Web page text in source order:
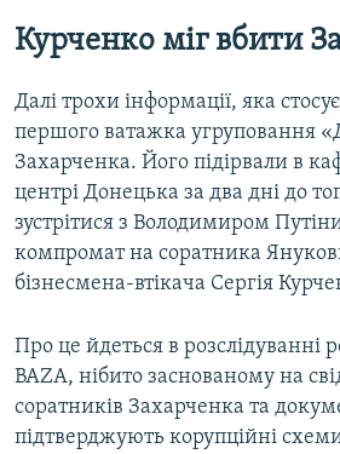
а
р
Курченко міг вбити
Далі трохи інформації, яка
першого ватажка угруповання
Захарченка. Його підірвали в
центрі Донецька за два дні до
зустрітися з Володимиром
компромат на соратника
бізнесмена-втікача Сергія
Про це йдеться в розслідуванні
BAZA, нібито заснованому на
соратників Захарченка та
підтверджують корупційні